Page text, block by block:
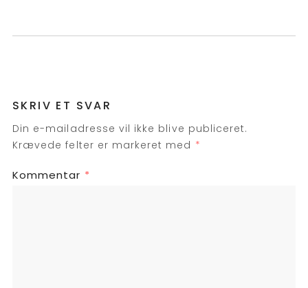
SKRIV ET SVAR
Din e-mailadresse vil ikke blive publiceret.
Krævede felter er markeret med *
Kommentar *